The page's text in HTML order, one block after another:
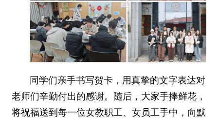
同学们亲手书写贺卡，用真挚的文字表达对
老师们辛勤付出的感谢。随后，大家手捧鲜花，
将祝福送到每一位女教职工、女员工手中，向默